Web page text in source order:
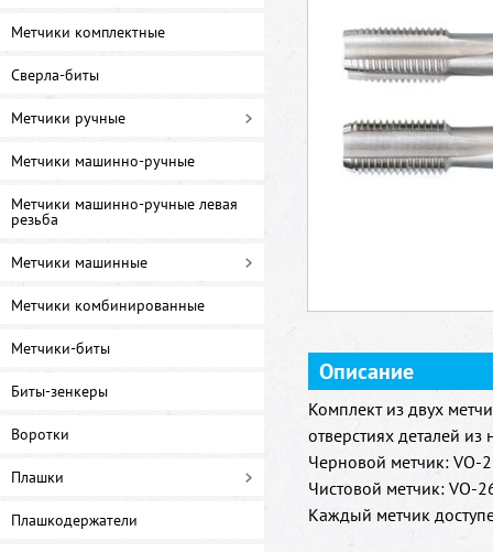
Метчики комплектные
Сверла-биты
Метчики ручные
Метчики машинно-ручные
Метчики машинно-ручные левая
резьба
Метчики машинные
Метчики комбинированные
Метчики-биты
Биты-зенкеры
Воротки
Плашки
Плашкодержатели
Описание
Комплект из двух
отверстиях деталей
Черновой метчик: VO-
Чистовой метчик: VO-
Каждый метчик